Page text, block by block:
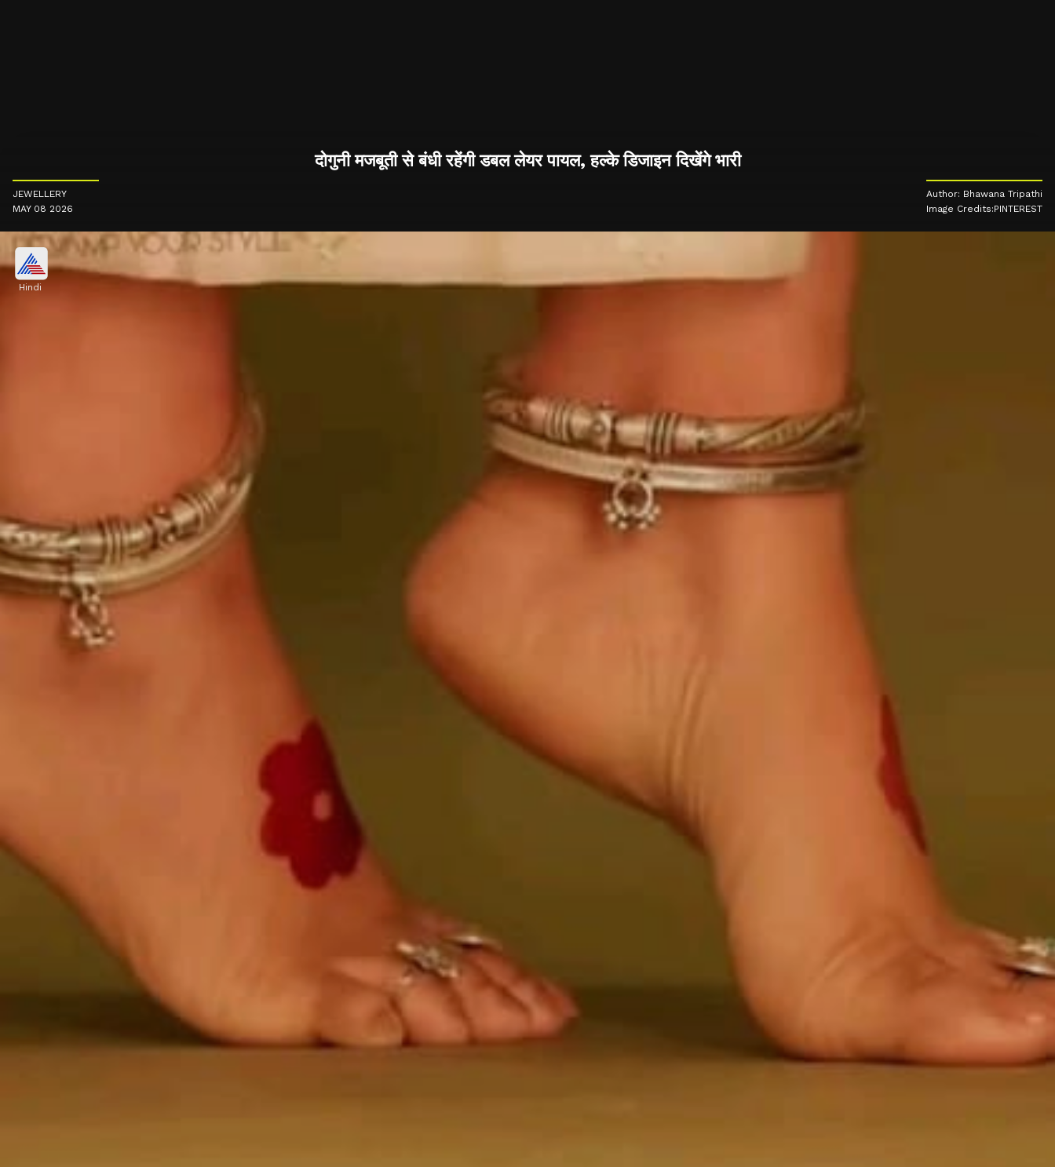
दोगुनी मजबूती से बंधी रहेंगी डबल लेयर पायल, हल्के डिजाइन दिखेंगे भारी
JEWELLERY
MAY 08 2026
Author: Bhawana Tripathi
Image Credits:PINTEREST
Hindi